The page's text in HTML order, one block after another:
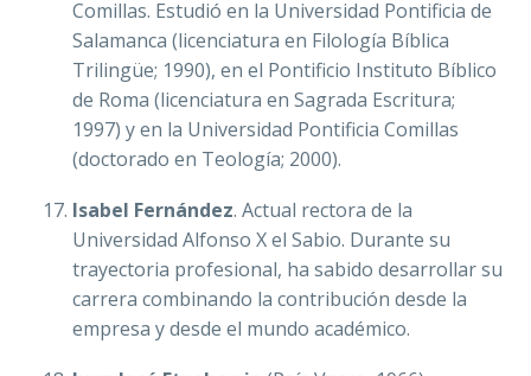
Comillas. Estudió en la Universidad Pontificia de
Salamanca (licenciatura en Filología Bíblica
Trilingüe; 1990), en el Pontificio Instituto Bíblico
de Roma (licenciatura en Sagrada Escritura;
1997) y en la Universidad Pontificia Comillas
(doctorado en Teología; 2000).
Isabel Fernández. Actual rectora de la
Universidad Alfonso X el Sabio. Durante su
trayectoria profesional, ha sabido desarrollar su
carrera combinando la contribución desde la
empresa y desde el mundo académico.